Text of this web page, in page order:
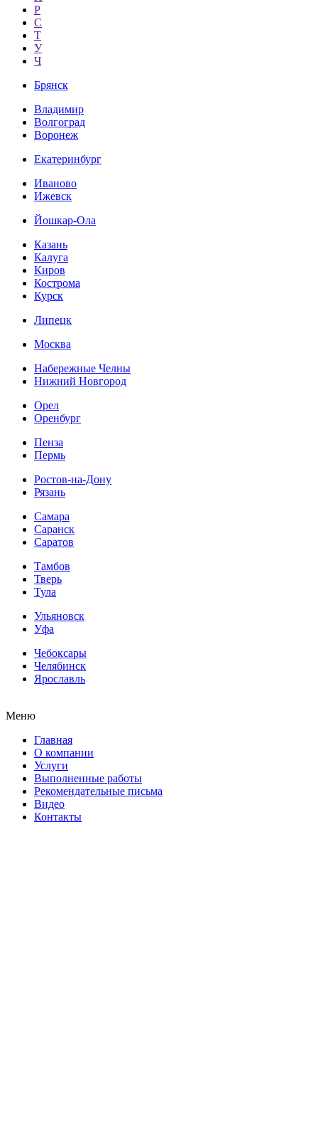
Р
С
Т
У
Ч
Брянск
Владимир
Волгоград
Воронеж
Екатеринбург
Иваново
Ижевск
Йошкар-Ола
Казань
Калуга
Киров
Кострома
Курск
Липецк
Москва
Набережные Челны
Нижний Новгород
Орел
Оренбург
Пенза
Пермь
Ростов-на-Дону
Рязань
Самара
Саранск
Саратов
Тамбов
Тверь
Тула
Ульяновск
Уфа
Чебоксары
Челябинск
Ярославль
Меню
Главная
О компании
Услуги
Выполненные работы
Рекомендательные письма
Видео
Контакты